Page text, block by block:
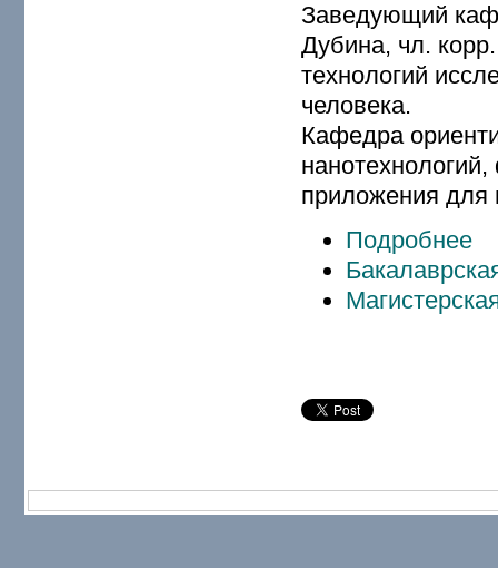
Заведующий
Дубина, чл.
технологий
человека.
Кафедра
приложения
Подробнее